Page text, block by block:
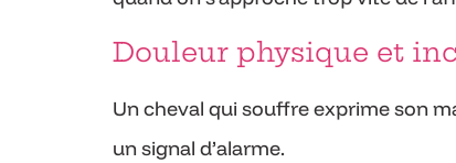
Douleur physique et
Un cheval qui souffre exprime son
un signal d’alarme.